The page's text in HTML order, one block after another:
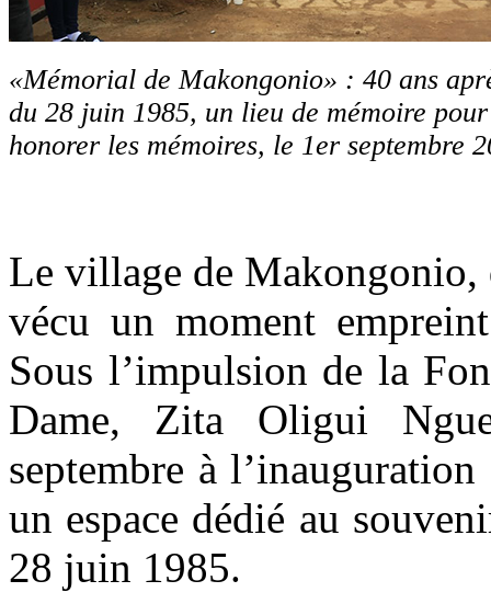
«Mémorial de Makongonio» : 40 ans
du 28 juin 1985, un lieu de mémoire
honorer les mémoires, le 1er septembre
Le village de Makongonio,
vécu un moment
Sous l’impulsion de la
Dame, Zita Oligui
septembre à
un espace dédié au
28 juin 1985.